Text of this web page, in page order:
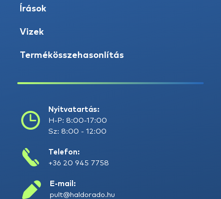
Írások
Vizek
Termékösszehasonlítás
Nyitvatartás:
H-P: 8:00-17:00
Sz: 8:00 - 12:00
Telefon:
+36 20 945 7758
E-mail:
pult@haldorado.hu